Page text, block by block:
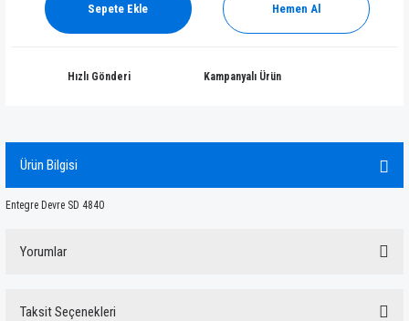
Sepete Ekle Hemen Al
Hızlı Gönderi Kampanyalı Ürün
Ürün Bilgisi
Entegre Devre SD 4840
Yorumlar
Taksit Seçenekleri